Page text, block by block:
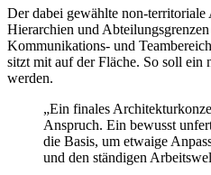
Der dabei gewählte non-
Hierarchien und
Kommunikations- und
sitzt mit auf der Fläche. So soll ein
werden.
„Ein finales
Anspruch. Ein bewusst
die Basis, um etwaige
und den ständigen